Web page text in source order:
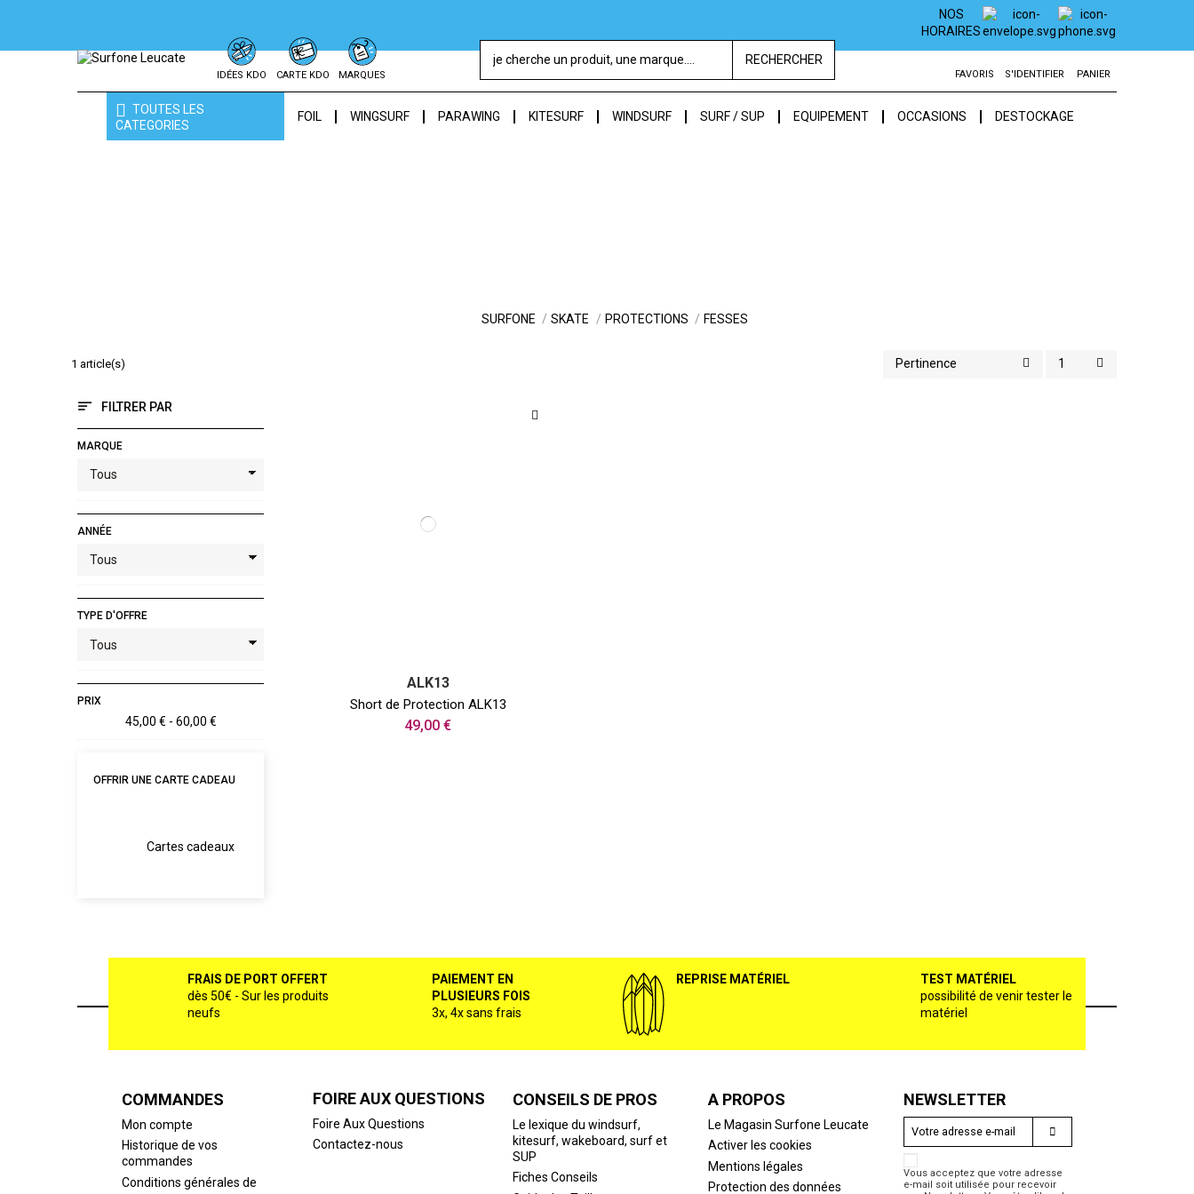
NOS
HORAIRES
IDÉES KDO CARTE KDO MARQUES
RECHERCHER
FAVORIS S'IDENTIFIER PANIER
TOUTES LES
CATEGORIES
FOIL WINGSURF PARAWING KITESURF WINDSURF SURF / SUP EQUIPEMENT OCCASIONS DESTOCKAGE
SURFONE SKATE PROTECTIONS FESSES
1 article(s) Pertinence 1
FILTRER PAR
MARQUE
ANNÉE
TYPE D'OFFRE
PRIX
45,00 € - 60,00 €
OFFRIR UNE CARTE CADEAU
Cartes cadeaux
ALK13
Short de Protection ALK13
49,00 €
FRAIS DE PORT OFFERT
dès 50€ - Sur les produits
neufs
PAIEMENT EN
PLUSIEURS FOIS
3x, 4x sans frais
REPRISE MATÉRIEL
TEST MATÉRIEL
possibilité de venir tester le
matériel
COMMANDES
Mon compte
Historique de vos
commandes
Conditions générales de
FOIRE AUX QUESTIONS
Foire Aux Questions
Contactez-nous
CONSEILS DE PROS
Le lexique du windsurf,
kitesurf, wakeboard, surf et
SUP
Fiches Conseils
A PROPOS
Le Magasin Surfone Leucate
Activer les cookies
Mentions légales
Protection des données
NEWSLETTER
Vous acceptez que votre adresse
e-mail soit utilisée pour recevoir